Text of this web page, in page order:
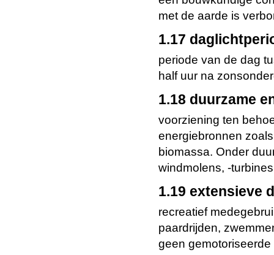
met de aarde is
1.17
periode van de dag
half uur na
1.18 duurzame
voorziening ten
energiebronnen
biomassa. Onder
windmolens, -
1.19 extensieve
recreatief
paardrijden,
geen gemotoriseerde